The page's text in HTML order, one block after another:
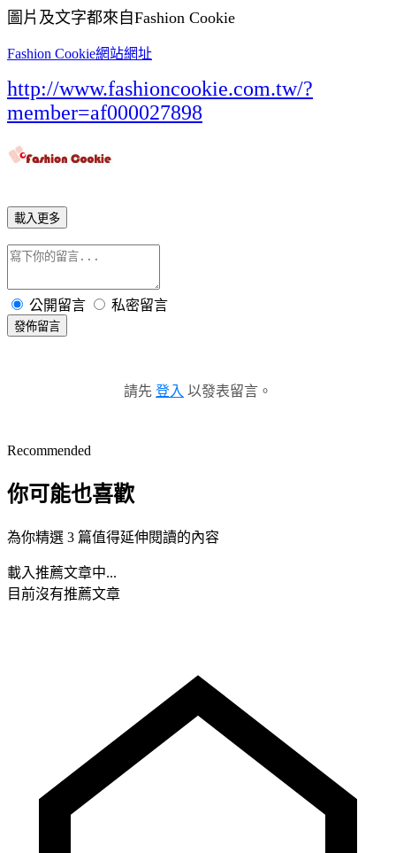
圖片及文字都來自Fashion Cookie
Fashion Cookie網站網址
http://www.fashioncookie.com.tw/?
member=af000027898
載入更多
公開留言 私密留言
發佈留言
請先 登入 以發表留言。
Recommended
你可能也喜歡
為你精選 3 篇值得延伸閱讀的內容
載入推薦文章中...
目前沒有推薦文章